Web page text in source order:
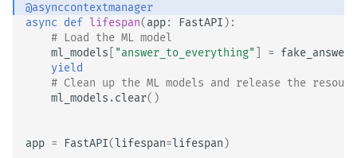
@asynccontextmanager
async def lifespan(app: FastAPI ):
# Load the ML model
ml_models
"answer_to_everything" =
yield
# Clean up the ML models and release the
ml_models .clear()
app = FastAPI(lifespan=lifespan )